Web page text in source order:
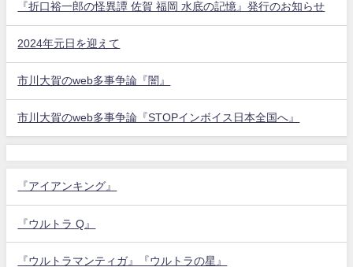
『折口裕一郎の怪異譚 佐賀 福岡 水底の記憶』発行のお知らせ
2024年元日を迎えて
市川大賀のweb多事争論『闇』
市川大賀のweb多事争論『STOPインボイス日本全国へ』
『アイアンキング』
『ウルトラ Q』
『ウルトラマンティガ』『ウルトラの星』